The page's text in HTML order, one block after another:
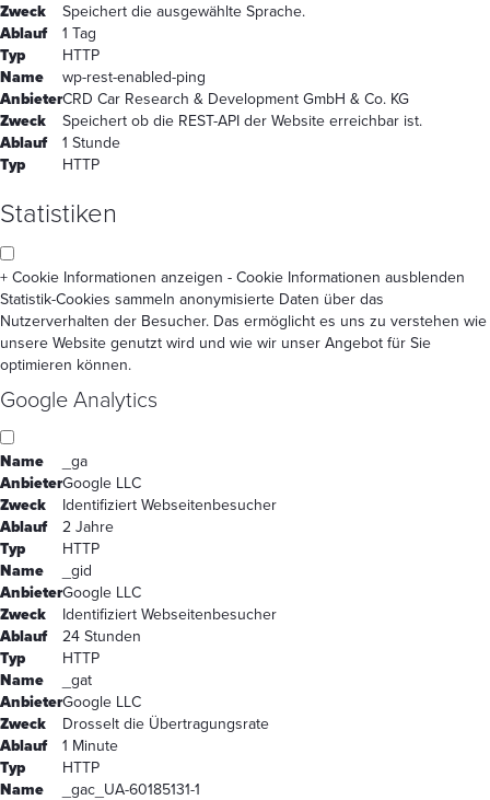
Zweck
Speichert die ausgewählte Sprache.
Ablauf
1 Tag
Typ
HTTP
Name
wp-rest-enabled-ping
AnbieterCRD Car Research & Development GmbH & Co. KG
Zweck
Speichert ob die REST-API der Website erreichbar ist.
Ablauf
1 Stunde
Typ
HTTP
Statistiken
+ Cookie Informationen anzeigen - Cookie Informationen ausblenden
Statistik-Cookies sammeln anonymisierte Daten über das
Nutzerverhalten der Besucher. Das ermöglicht es uns zu verstehen wie
unsere Website genutzt wird und wie wir unser Angebot für Sie
optimieren können.
Google Analytics
Name
_ga
AnbieterGoogle LLC
Zweck
Identifiziert Webseitenbesucher
Ablauf
2 Jahre
Typ
HTTP
Name
_gid
AnbieterGoogle LLC
Zweck
Identifiziert Webseitenbesucher
Ablauf
24 Stunden
Typ
HTTP
Name
_gat
AnbieterGoogle LLC
Zweck
Drosselt die Übertragungsrate
Ablauf
1 Minute
Typ
HTTP
Name
_gac_UA-60185131-1